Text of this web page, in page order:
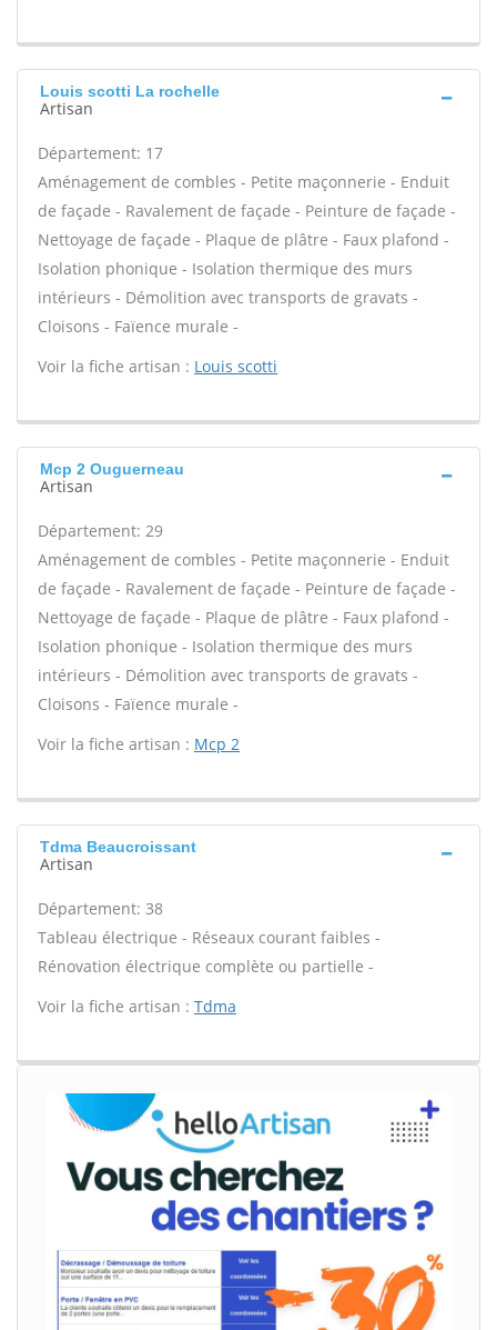
Louis scotti La rochelle
Artisan
Département: 17
Aménagement de combles - Petite maçonnerie - Enduit
de façade - Ravalement de façade - Peinture de façade -
Nettoyage de façade - Plaque de plâtre - Faux plafond -
Isolation phonique - Isolation thermique des murs
intérieurs - Démolition avec transports de gravats -
Cloisons - Faïence murale -
Voir la fiche artisan : Louis scotti
Mcp 2 Ouguerneau
Artisan
Département: 29
Aménagement de combles - Petite maçonnerie - Enduit
de façade - Ravalement de façade - Peinture de façade -
Nettoyage de façade - Plaque de plâtre - Faux plafond -
Isolation phonique - Isolation thermique des murs
intérieurs - Démolition avec transports de gravats -
Cloisons - Faïence murale -
Voir la fiche artisan : Mcp 2
Tdma Beaucroissant
Artisan
Département: 38
Tableau électrique - Réseaux courant faibles -
Rénovation électrique complète ou partielle -
Voir la fiche artisan : Tdma